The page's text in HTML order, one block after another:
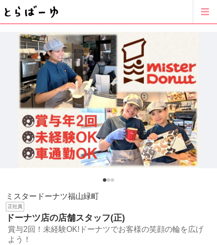
ミスタードーナツ福山緑町
正社員
ドーナツ店の店舗スタッフ(正)
賞与2回！未経験OK!ドーナツでお客様の笑顔の輪を広げ
よう！